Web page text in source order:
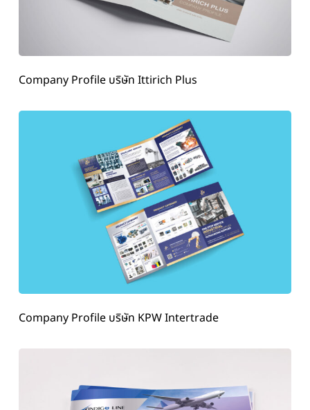
Company Profile บริษัท Ittirich Plus
Company Profile บริษัท KPW Intertrade